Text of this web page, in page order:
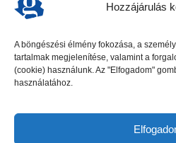
Hozzájárulás
A böngészési élmény fokozása, a
tartalmak megjelenítése, valamint a
(cookie) használunk. Az "Elfogadom"
használatához.
előző cikk